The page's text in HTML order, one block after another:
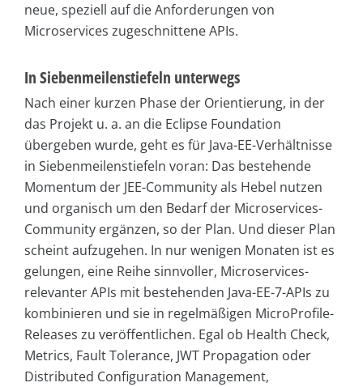
neue, speziell auf die Anforderungen von
Microservices zugeschnittene APIs.
In Siebenmeilenstiefeln unterwegs
Nach einer kurzen Phase der Orientierung, in der
das Projekt u. a. an die Eclipse Foundation
übergeben wurde, geht es für Java-EE-Verhältnisse
in Siebenmeilenstiefeln voran: Das bestehende
Momentum der JEE-Community als Hebel nutzen
und organisch um den Bedarf der Microservices-
Community ergänzen, so der Plan. Und dieser Plan
scheint aufzugehen. In nur wenigen Monaten ist es
gelungen, eine Reihe sinnvoller, Microservices-
relevanter APIs mit bestehenden Java-EE-7-APIs zu
kombinieren und sie in regelmäßigen MicroProfile-
Releases zu veröffentlichen. Egal ob Health Check,
Metrics, Fault Tolerance, JWT Propagation oder
Distributed Configuration Management,